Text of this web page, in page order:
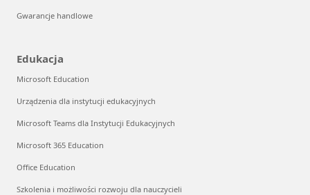
Gwarancje handlowe
Edukacja
Microsoft Education
Urządzenia dla instytucji edukacyjnych
Microsoft Teams dla Instytucji Edukacyjnych
Microsoft 365 Education
Office Education
Szkolenia i możliwości rozwoju dla nauczycieli